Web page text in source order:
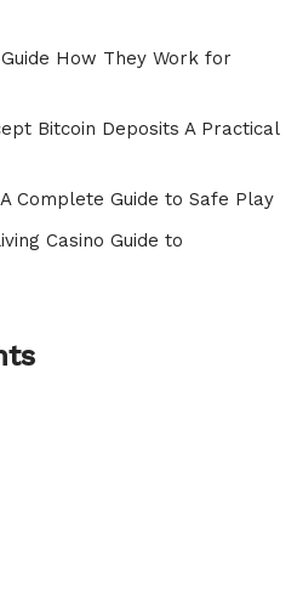
How They Work for
Bitcoin Deposits A Practical
Complete Guide to Safe Play
Casino Guide to